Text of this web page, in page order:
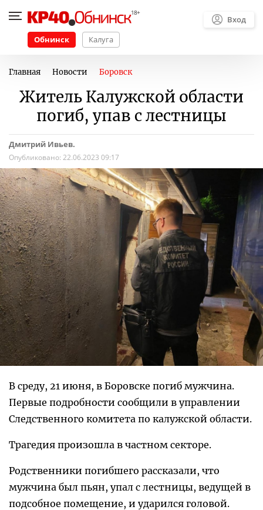
Обнинск Калуга
Вход
Главная Новости Боровск
Житель Калужской области
погиб, упав с лестницы
Дмитрий Ивьев.
Опубликовано: 22.06.2023 09:17
В среду, 21 июня, в Боровске погиб мужчина.
Первые подробности сообщили в управлении
Следственного комитета по калужской области.
Трагедия произошла в частном секторе.
Родственники погибшего рассказали, что
мужчина был пьян, упал с лестницы, ведущей в
подсобное помещение, и ударился головой.